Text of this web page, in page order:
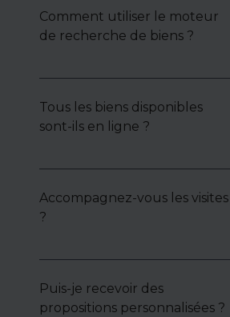
Comment utiliser le moteur
de recherche de biens ?
pour accéder à une liste de
biens ciblés.
Tous les biens disponibles
sont-ils en ligne ?
toute confidentialité :
contactez-nous pour y
Accompagnez-vous les visites
?
visites, analysons chaque bien
avec vous, et mettons en
lumière ses atouts ou
Puis-je recevoir des
propositions personnalisées ?